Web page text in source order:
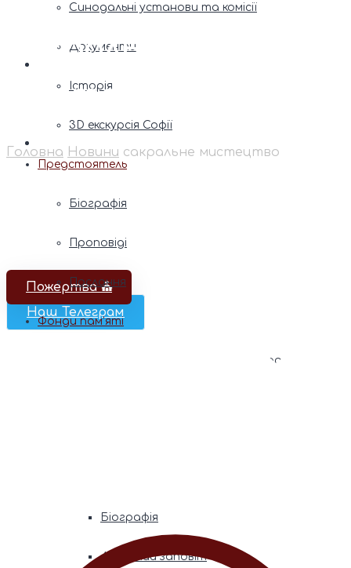
Наш Телеграм
Пожертва ⛪️
Синодальні установи та комісії
Документи
Історія
3D екскурсія Софії
Предстоятель
Біографія
Проповіді
Послання
Фонди пам’яті
Митрополита Володимира (Сабодана)
Біографія
Духовний заповіт
сакральне
мистецтво
Головна Новини сакральне мистецтво